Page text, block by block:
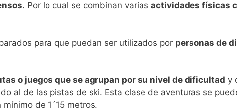
. Por lo cual se combinan varias actividades físicas
para que puedan ser utilizados por personas de
o juegos que se agrupan por su nivel de dificultad y
al de las pistas de ski. Esta clase de aventuras se
de 1´15 metros.